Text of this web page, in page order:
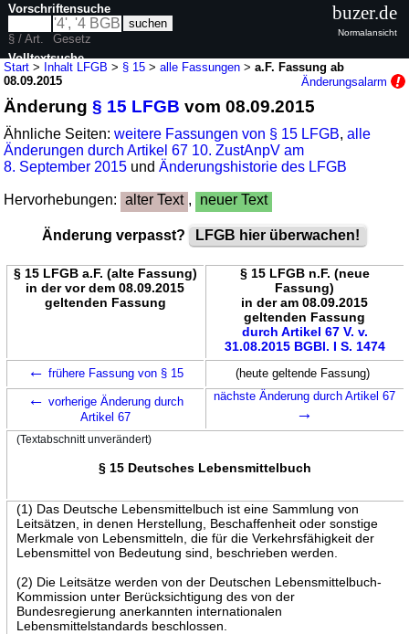
Start > Inhalt LFGB > § 15 >alle Fassungen >a.F. Fassung ab
08.09.2015
Änderungsalarm
Änderung§ 15 LFGB vom 08.09.2015
Ähnliche Seiten:weitere Fassungen von § 15 LFGB,alle
Änderungen durch Artikel 67 10. ZustAnpV am
8. September 2015 undÄnderungshistorie des LFGB
Hervorhebungen: alter Text , neuer Text
Änderung verpasst? LFGB hier überwachen!
§ 15 LFGB a.F. (alte Fassung)
in der vor dem 08.09.2015
geltenden Fassung
§ 15 LFGB n.F. (neue
Fassung)
in der am 08.09.2015
geltenden Fassung
durch Artikel 67 V. v.
31.08.2015 BGBl. I S. 1474
← frühere Fassung von § 15 (heute geltende Fassung)
← vorherige Änderung durch
Artikel 67
nächste Änderung durch Artikel 67
→
(Textabschnitt unverändert)
§ 15 Deutsches Lebensmittelbuch
(1) Das Deutsche Lebensmittelbuch ist eine Sammlung von
Leitsätzen, in denen Herstellung, Beschaffenheit oder sonstige
Merkmale von Lebensmitteln, die für die Verkehrsfähigkeit der
Lebensmittel von Bedeutung sind, beschrieben werden.
(2) Die Leitsätze werden von der Deutschen Lebensmittelbuch-
Kommission unter Berücksichtigung des von der
Bundesregierung anerkannten internationalen
Lebensmittelstandards beschlossen.
Vorschriftensuche
§ / Art.
Gesetz
Volltextsuche
buzer.de
Normalansicht